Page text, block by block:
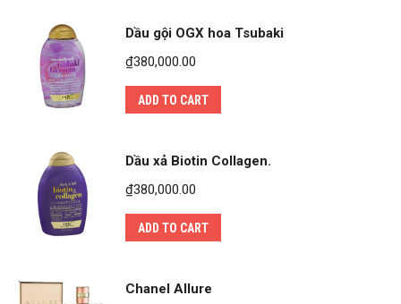
Dầu gội OGX hoa Tsubaki
₫380,000.00
ADD TO CART
Dầu xả Biotin Collagen.
₫380,000.00
ADD TO CART
Chanel Allure